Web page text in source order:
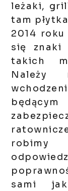
leżaki,
tam
2014
się znaki
takich
Należy
sami